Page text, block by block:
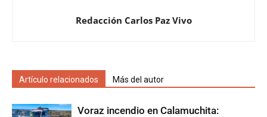
Redacción Carlos Paz Vivo
Artículo relacionados Más del autor
Voraz incendio en Calamuchita: